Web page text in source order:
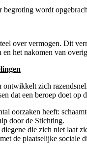
begroting wordt
over vermogen. Dit
en het nakomen van
ontwikkelt zich
dat een beroep doet op
oorzaken heeft:
door de Stichting.
die zich niet laat
de plaatselijke sociale